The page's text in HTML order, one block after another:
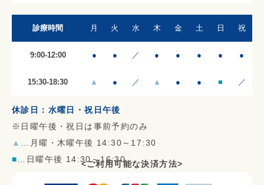
診療時間 月 火 水 木 金 土 日 祝
9:00-12:00 ● ● ／ ● ● ● ● ●
15:30-18:30 ▲ ● ／ ▲ ● ● ■ ／
休診日：水曜日・祝日午後
※日曜午後・祝日は事前予約のみ
▲
…月曜・木曜午後 14:30～17:30
■ …日曜午後 14:30～16:30<ご利用可能な決済方法>